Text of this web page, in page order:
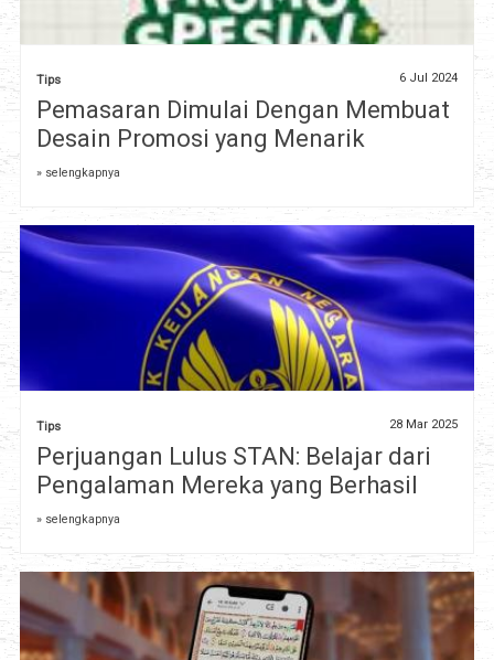
Tips 6 Jul 2024
Pemasaran Dimulai Dengan Membuat
Desain Promosi yang Menarik
» selengkapnya
Tips 28 Mar 2025
Perjuangan Lulus STAN: Belajar dari
Pengalaman Mereka yang Berhasil
» selengkapnya